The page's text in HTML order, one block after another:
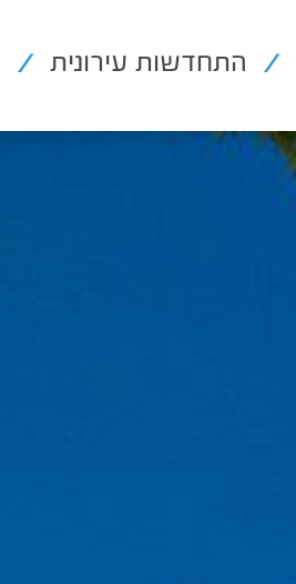
התחדשות עירונית